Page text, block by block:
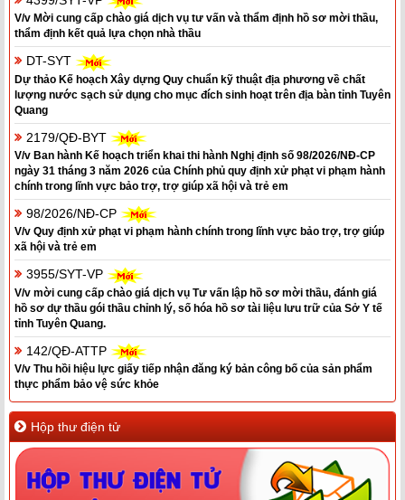
V/v Mời cung cấp chào giá dịch vụ tư vấn và thẩm định hồ sơ mời thầu,
thẩm định kết quả lựa chọn nhà thầu
DT-SYT
Dự thảo Kế hoạch Xây dựng Quy chuẩn kỹ thuật địa phương về chất
lượng nước sạch sử dụng cho mục đích sinh hoạt trên địa bàn tỉnh Tuyên
Quang
2179/QĐ-BYT
V/v Ban hành Kế hoạch triển khai thi hành Nghị định số 98/2026/NĐ-CP
ngày 31 tháng 3 năm 2026 của Chính phủ quy định xử phạt vi phạm hành
chính trong lĩnh vực bảo trợ, trợ giúp xã hội và trẻ em
98/2026/NĐ-CP
V/v Quy định xử phạt vi phạm hành chính trong lĩnh vực bảo trợ, trợ giúp
xã hội và trẻ em
3955/SYT-VP
V/v mời cung cấp chào giá dịch vụ Tư vấn lập hồ sơ mời thầu, đánh giá
hồ sơ dự thầu gói thầu chỉnh lý, số hóa hồ sơ tài liệu lưu trữ của Sở Y tế
tỉnh Tuyên Quang.
142/QĐ-ATTP
V/v Thu hồi hiệu lực giấy tiếp nhận đăng ký bản công bố của sản phẩm
thực phẩm bảo vệ sức khỏe
Hộp thư điện tử